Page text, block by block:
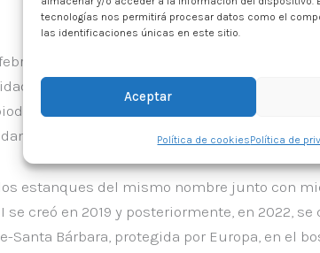
tecnologías nos permitirá procesar datos como el
las identificaciones únicas en este sitio.
Aceptar
Política de cookiesPolítica de
del Día Internacional de los
La primera de las actividades tendrá
de las lagunas o
(científico de Neiker).
estanques del mismo nombre junto con
creó en 2019 y posteriormente, en 2022,
Santa Bárbara, protegida por Europa, en el